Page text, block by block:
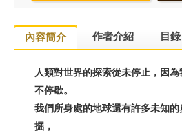
內容簡介 作者介紹 目錄
人類對世界的探索從未停止，因
不停歇。
我們所身處的地球還有許多未知
掘，